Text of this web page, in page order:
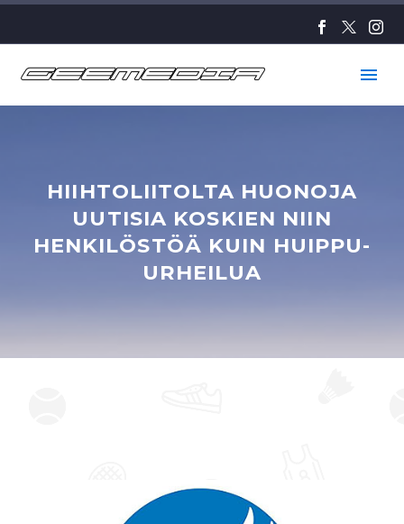
HIIHTOLIITOLTA HUONOJA
UUTISIA KOSKIEN NIIN
HENKILÖSTÖÄ KUIN HUIPPU-
URHEILUA